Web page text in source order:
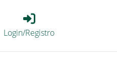
Login_Registro
Login/Registro